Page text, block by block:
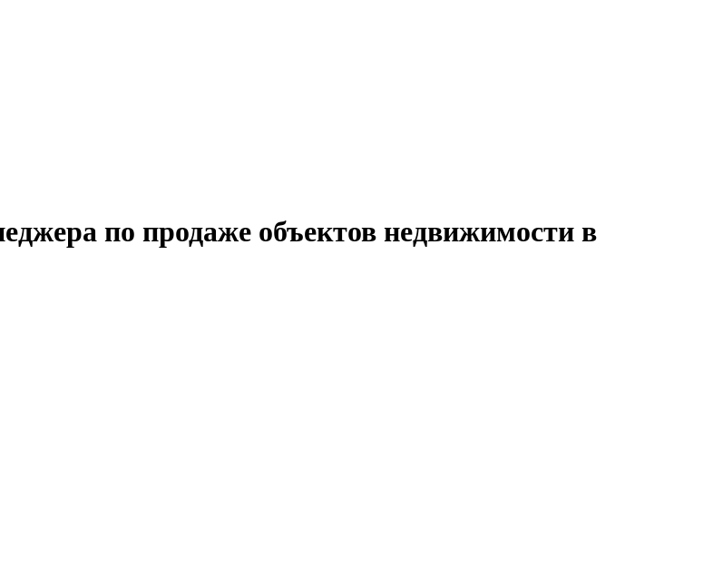
по продаже объектов недвижимости в